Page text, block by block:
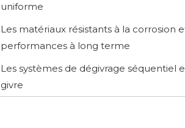
uniforme
Les matériaux résistants à la corrosion
performances à long terme
Les systèmes de dégivrage séquentiel
givre